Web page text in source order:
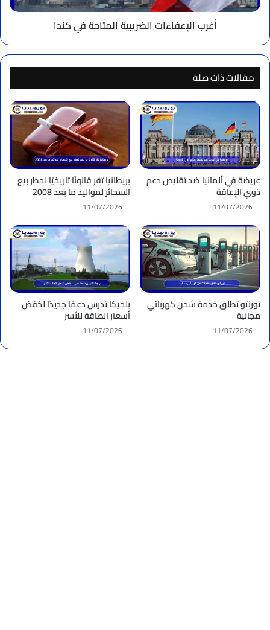
أغرب الإعفاءات الضريبية المتاحة في كندا
مقالات ذات صلة
عريضة في ألمانيا ضد تقليص دعم
ذوي الإعاقة
11/07/2026
بريطانيا تقر قانونًا تاريخيًا لحظر بيع
السجائر لمواليد ما بعد 2008
11/07/2026
تورنتو تطلق خدمة شحن كهربائي
مجانية
11/07/2026
بلجيكا تدرس دعمًا جديدًا لخفض
أسعار الطاقة للأسر
11/07/2026